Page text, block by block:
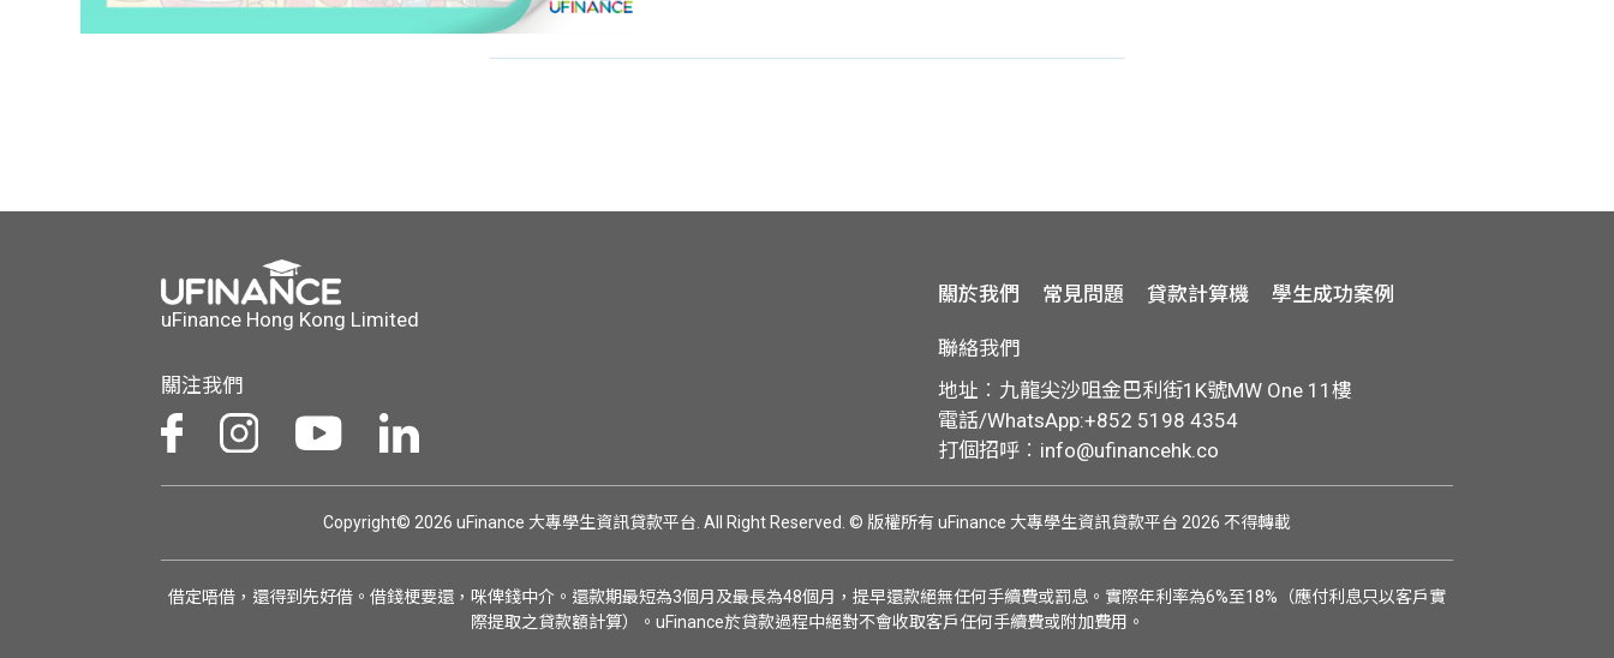
uFinance Hong Kong Limited
關注我們
關於我們 常見問題 貸款計算機 學生成功案例
聯絡我們
地址︰九龍尖沙咀金巴利街1K號MW One 11樓
電話/WhatsApp:+852 5198 4354
打個招呼︰ info@ufinancehk.co
Copyright© 2026 uFinance 大專學生資訊貸款平台. All Right Reserved. © 版權所有 uFinance 大專學生資訊貸款平台 2026 不得轉載
借定唔借，還得到先好借。借錢梗要還，咪俾錢中介。還款期最短為3個月及最長為48個月，提早還款絕無任何手續費或罰息。實際年利率為6%至18%（應付利息只以客戶實
際提取之貸款額計算）。uFinance於貸款過程中絕對不會收取客戶任何手續費或附加費用。